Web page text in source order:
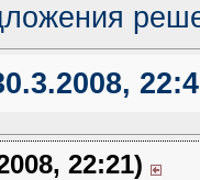
22:21)